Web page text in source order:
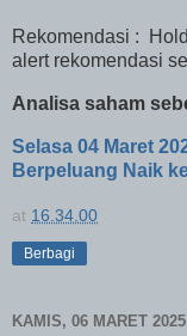
Rekomendasi :
alert rekomendasi
Analisa saham
Selasa 04 Maret
Berpeluang Naik
at 16.34.00
Berbagi
KAMIS, 06 MARET 2025